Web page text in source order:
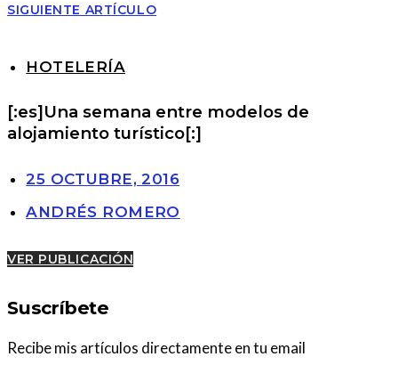
SIGUIENTE ARTÍCULO
HOTELERÍA
[:es]Una semana entre modelos de
alojamiento turístico[:]
25 OCTUBRE, 2016
ANDRÉS ROMERO
VER PUBLICACIÓN
Suscríbete
Recibe mis artículos directamente en tu email